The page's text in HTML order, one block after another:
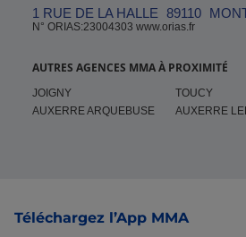
1 RUE DE LA HALLE 89110
N° ORIAS:23004303 www.orias.fr
AUTRES AGENCES MMA À PROXIMITÉ
JOIGNY
TOUCY
AUXERRE ARQUEBUSE
AUXERRE
Téléchargez l’App MMA